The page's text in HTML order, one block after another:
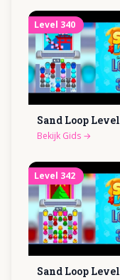
Level 340
Sand Loop Level
Bekijk Gids →
Level 342
Sand Loop Level